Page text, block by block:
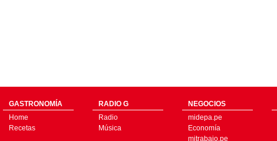
GASTRONOMÍA
Home
Recetas
RADIO G
Radio
Música
NEGOCIOS
midepa.pe
Economía
mitrabajo.pe